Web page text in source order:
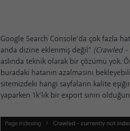
Google Search Console’da çok fazla
anda dizine eklenmiş değil” (Crawled
aslında teknik olarak bir çözümü yok.
buradaki hatanın azalmasını
sitemizdeki hangi sayfaların kalite
yaparken 1k’lık bir export sınırı